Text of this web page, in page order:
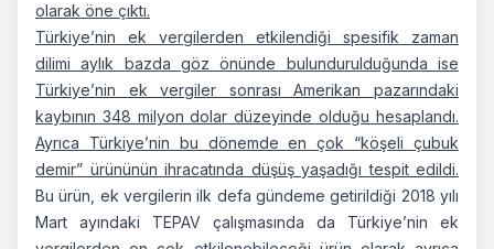
olarak öne çıktı.
Türkiye’nin ek vergilerden etkilendiği spesifik zaman
dilimi aylık bazda göz önünde bulundurulduğunda ise
Türkiye’nin ek vergiler sonrası Amerikan pazarındaki
kaybının 348 milyon dolar düzeyinde olduğu hesaplandı.
Ayrıca Türkiye’nin bu dönemde en çok “köşeli çubuk
demir” ürününün ihracatında düşüş yaşadığı tespit edildi.
Bu ürün, ek vergilerin ilk defa gündeme getirildiği 2018 yılı
Mart ayındaki TEPAV çalışmasında da Türkiye’nin ek